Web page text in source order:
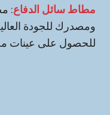
مطاط سائل الدفاع:
ومصدرك للجودة
للحصول على عينات